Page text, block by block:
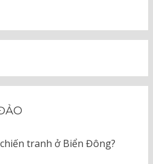
tranh ở Biển Đông?